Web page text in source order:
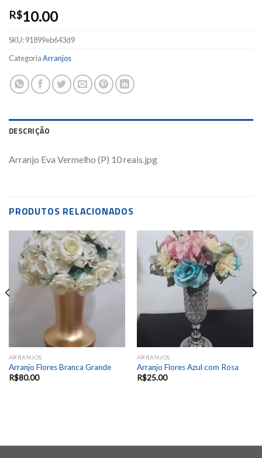
R$10.00
SKU:91899eb643d9
CategoriaArranjos
DESCRIÇÃO
Arranjo Eva Vermelho (P) 10 reais.jpg
PRODUTOS RELACIONADOS
Add to
wishlist
ARRANJOS
Arranjo Flores Branca Grande
R$80.00
Add to
wishlist
ARRANJOS
Arranjo Flores Azul com Rosa
R$25.00